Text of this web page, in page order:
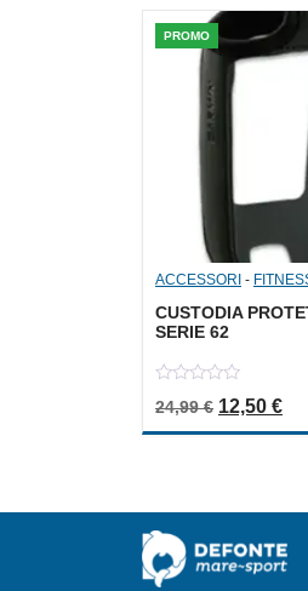
PROMO
ACCESSORI -
CUSTODIA
SERIE 62
out
24,99€ Il prezzo
12,50 €Il